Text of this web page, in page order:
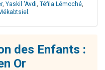
, Yaskil 'Avdi, Téfila Lémoché,
.
des Enfants :
Or